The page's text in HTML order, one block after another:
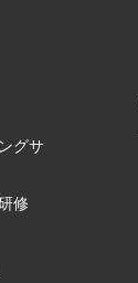
グサ
修